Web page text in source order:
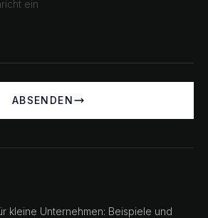
ABSENDEN
kleine Unternehmen: Beispiele und